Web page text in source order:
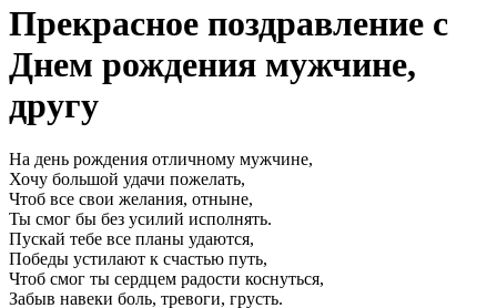
Прекрасное поздравление с
Днем рождения мужчине,
другу
На день рождения отличному мужчине,
Хочу большой удачи пожелать,
Чтоб все свои желания, отныне,
Ты смог бы без усилий исполнять.
Пускай тебе все планы удаются,
Победы устилают к счастью путь,
Чтоб смог ты сердцем радости коснуться,
Забыв навеки боль, тревоги, грусть.